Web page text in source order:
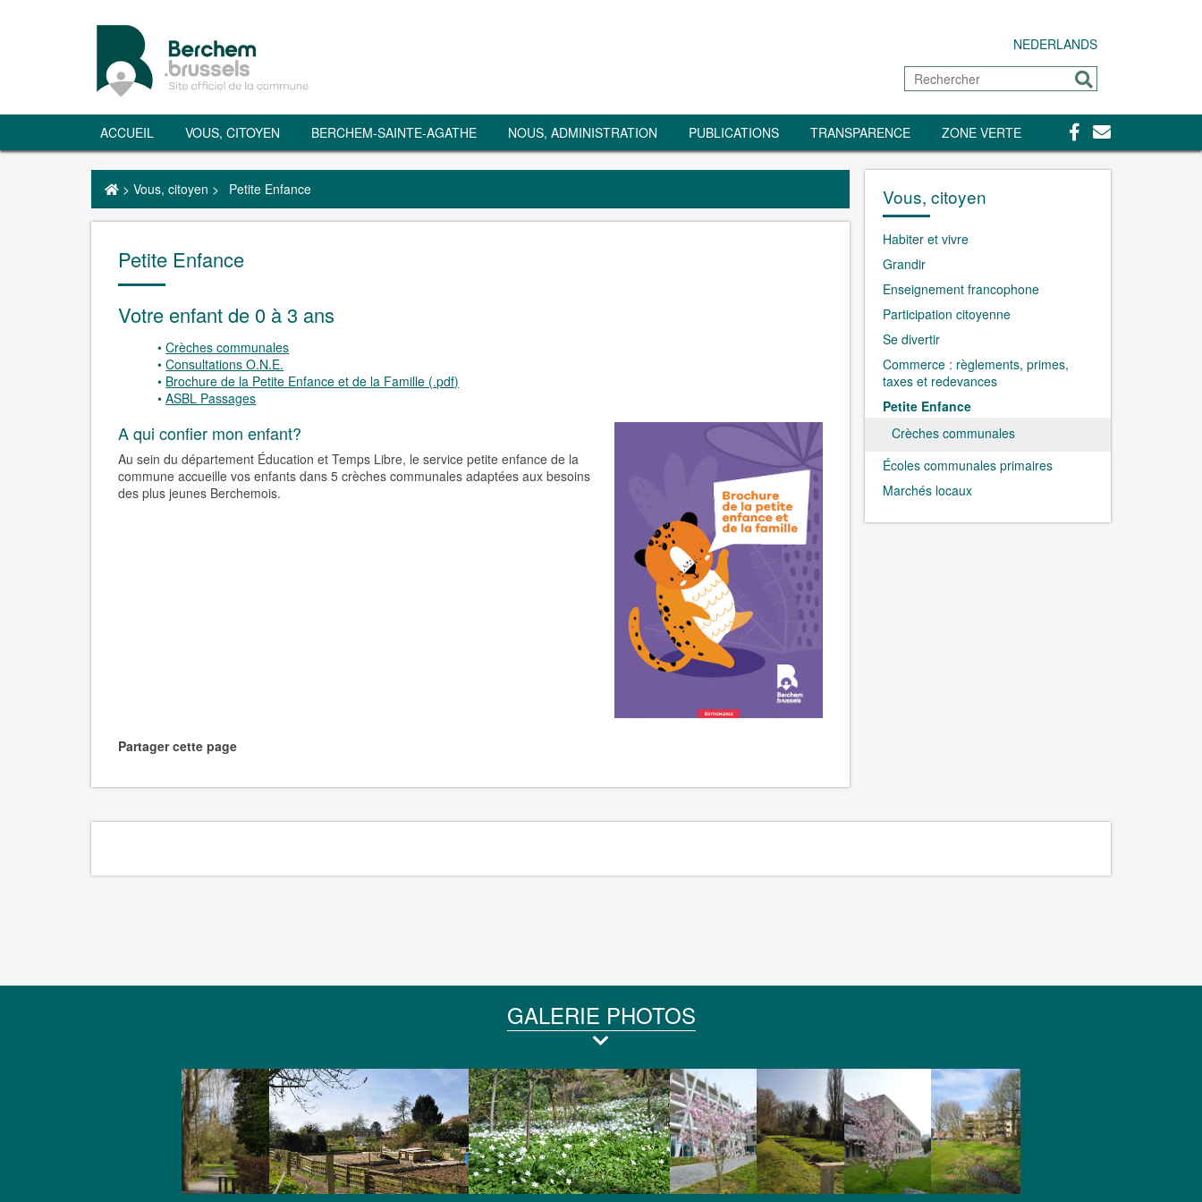
NEDERLANDS
Rechercher
Envoyer
ACCUEIL VOUS, CITOYEN BERCHEM-SAINTE-AGATHE NOUS, ADMINISTRATION PUBLICATIONS TRANSPARENCE ZONE VERTE Facebook
Contact
> Vous, citoyen > Petite Enfance
Petite Enfance
Votre enfant de 0 à 3 ans
Crèches communales
Consultations O.N.E.
Brochure de la Petite Enfance et de la Famille (.pdf)
ASBL Passages
A qui confier mon enfant?
Au sein du département Éducation et Temps Libre, le service petite enfance de la
commune accueille vos enfants dans 5 crèches communales adaptées aux besoins
des plus jeunes Berchemois.
Partager cette page
Vous, citoyen
Habiter et vivre
Grandir
Enseignement francophone
Participation citoyenne
Se divertir
Commerce : règlements, primes,
taxes et redevances
Petite Enfance
Crèches communales
Écoles communales primaires
Marchés locaux
GALERIE PHOTOS